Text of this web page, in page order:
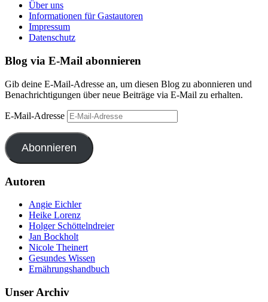
Über uns
Informationen für Gastautoren
Impressum
Datenschutz
Blog via E-Mail abonnieren
Gib deine E-Mail-Adresse an, um diesen Blog zu abonnieren und
Benachrichtigungen über neue Beiträge via E-Mail zu erhalten.
E-Mail-Adresse
Abonnieren
Autoren
Angie Eichler
Heike Lorenz
Holger Schöttelndreier
Jan Bockholt
Nicole Theinert
Gesundes Wissen
Ernährungshandbuch
Unser Archiv